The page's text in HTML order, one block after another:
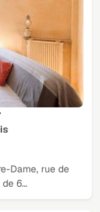
Dame, rue de
de 6…